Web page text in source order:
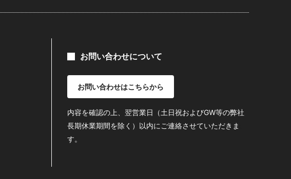
お問い合わせについて
お問い合わせはこちらから
内容を確認の上、翌営業日（土日祝およびGW等の弊社
長期休業期間を除く）以内にご連絡させていただきま
す。